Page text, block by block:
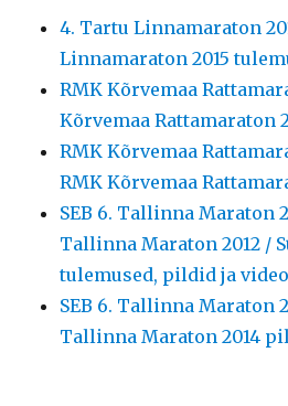
4. Tartu Linnamaraton
Linnamaraton 2015
RMK Kõrvemaa
Kõrvemaa Rattamaraton
RMK Kõrvemaa
RMK Kõrvemaa
SEB 6. Tallinna Maraton
Tallinna Maraton 2012 /
tulemused, pildid ja
SEB 6. Tallinna Maraton
Tallinna Maraton 2014